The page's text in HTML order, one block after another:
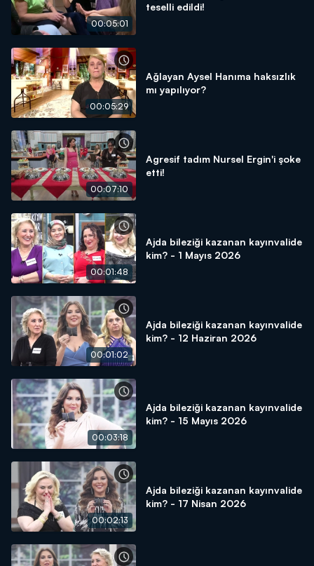
00:05:01
teselli edildi!
00:05:29
Ağlayan Aysel Hanıma haksızlık
mı yapılıyor?
00:07:10
Agresif tadım Nursel Ergin'i şoke
etti!
00:01:48
Ajda bileziği kazanan kayınvalide
kim? - 1 Mayıs 2026
00:01:02
Ajda bileziği kazanan kayınvalide
kim? - 12 Haziran 2026
00:03:18
Ajda bileziği kazanan kayınvalide
kim? - 15 Mayıs 2026
00:02:13
Ajda bileziği kazanan kayınvalide
kim? - 17 Nisan 2026